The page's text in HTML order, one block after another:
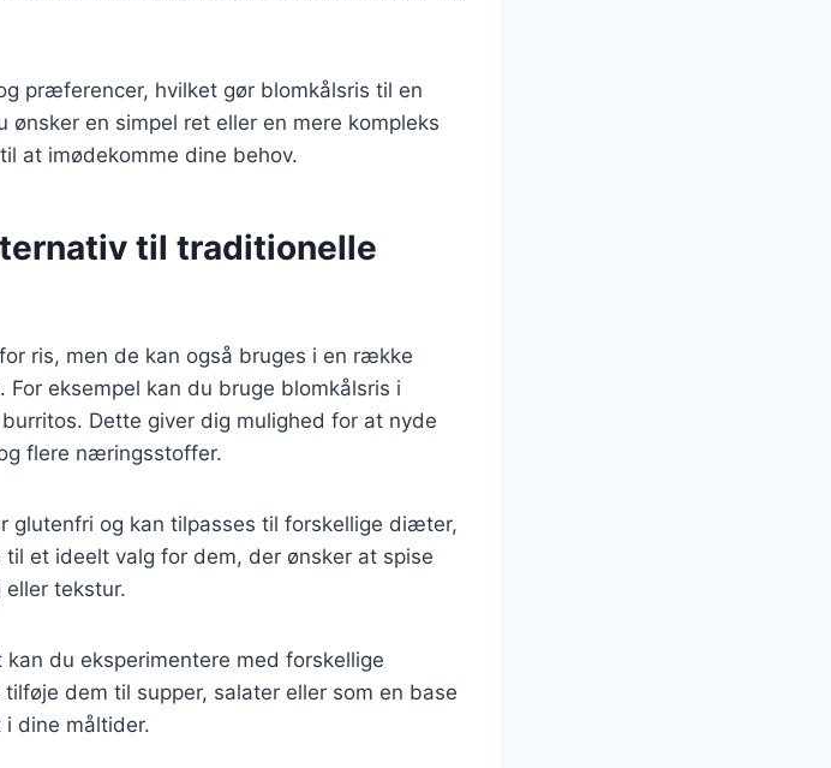
præferencer, hvilket gør blomkålsris til en
en simpel ret eller en mere kompleks
at imødekomme dine behov.
til traditionelle
ris, men de kan også bruges i en række
eksempel kan du bruge blomkålsris i
Dette giver dig mulighed for at nyde
flere næringsstoffer.
glutenfri og kan tilpasses til forskellige diæter,
et ideelt valg for dem, der ønsker at spise
tekstur.
du eksperimentere med forskellige
dem til supper, salater eller som en base
dine måltider.